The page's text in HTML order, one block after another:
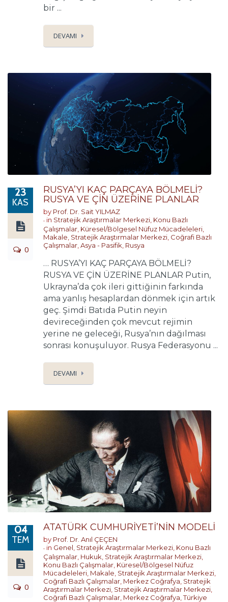
bir ...
DEVAMI
23
KAS
0
RUSYA’YI KAÇ PARÇAYA BÖLMELİ?
RUSYA VE ÇİN ÜZERİNE PLANLAR
by Prof. Dr. Sait YILMAZ
in Stratejik Araştırmalar Merkezi Konu Bazlı
Çalışmalar Küresel/Bölgesel Nüfuz Mücadeleleri
Makale Stratejik Araştırmalar Merkezi Coğrafi Bazlı
Çalışmalar Asya - Pasifik Rusya
… RUSYA’YI KAÇ PARÇAYA BÖLMELİ?
RUSYA VE ÇİN ÜZERİNE PLANLAR Putin,
Ukrayna’da çok ileri gittiğinin farkında
ama yanlış hesaplardan dönmek için artık
geç. Şimdi Batıda Putin neyin
devireceğinden çok mevcut rejimin
yerine ne geleceği, Rusya’nın dağılması
sonrası konuşuluyor. Rusya Federasyonu ...
DEVAMI
04
TEM
0
ATATÜRK CUMHURİYETİ’NİN MODELİ
by Prof. Dr. Anıl ÇEÇEN
in Genel Stratejik Araştırmalar Merkezi Konu Bazlı
Çalışmalar Hukuk Stratejik Araştırmalar Merkezi
Konu Bazlı Çalışmalar Küresel/Bölgesel Nüfuz
Mücadeleleri Makale Stratejik Araştırmalar Merkezi
Coğrafi Bazlı Çalışmalar Merkez Coğrafya Stratejik
Araştırmalar Merkezi Stratejik Araştırmalar Merkezi
Coğrafi Bazlı Çalışmalar Merkez Coğrafya ,Türkiye